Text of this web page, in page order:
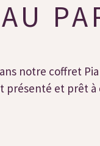
notre coffret
présenté et prêt à